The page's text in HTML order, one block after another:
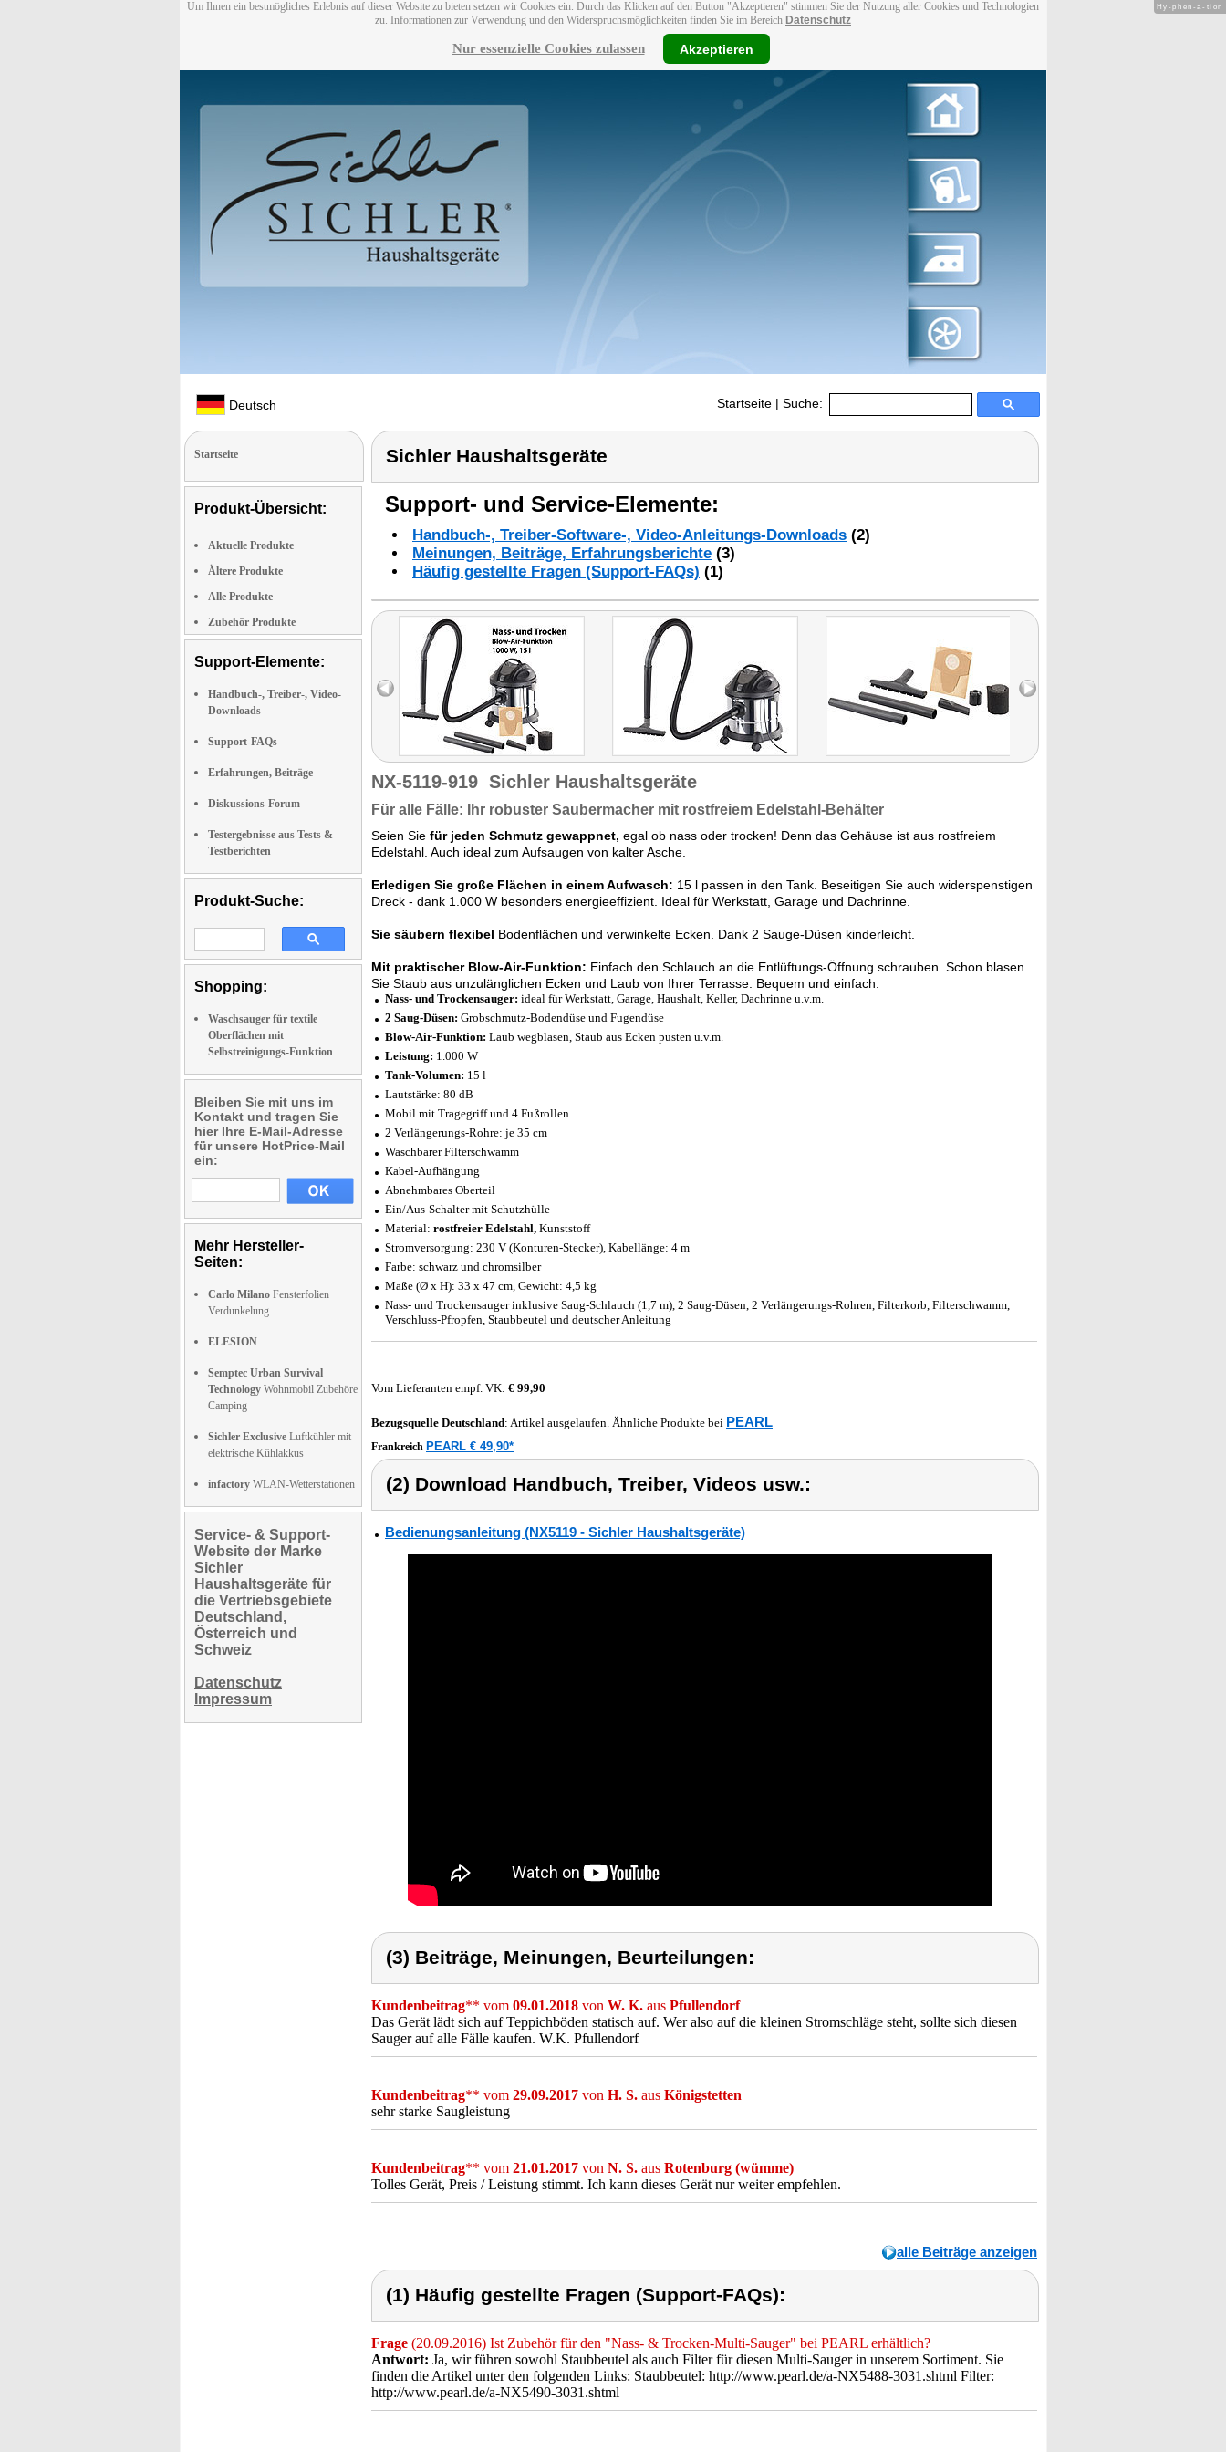
Um Ihnen ein bestmögliches Erlebnis auf dieser Website zu bieten setzen wir Cookies ein. Durch das Klicken auf den Button "Akzeptieren" stimmen Sie der Nutzung aller Cookies und Technologien
zu. Informationen zur Verwendung und den Widerspruchsmöglichkeiten finden Sie im Bereich Datenschutz
Nur essenzielle Cookies zulassen Akzeptieren
Deutsch Startseite | Suche:
Startseite
Produkt-Übersicht:
Aktuelle Produkte
Ältere Produkte
Alle Produkte
Zubehör Produkte
Support-Elemente:
Handbuch-, Treiber-, Video-
Downloads
Support-FAQs
Erfahrungen, Beiträge
Diskussions-Forum
Testergebnisse aus Tests &
Testberichten
Produkt-Suche:
Shopping:
Waschsauger für textile
Oberflächen mit
Selbstreinigungs-Funktion
Bleiben Sie mit uns im
Kontakt und tragen Sie
hier Ihre E-Mail-Adresse
für unsere HotPrice-Mail
ein:
Mehr Hersteller-
Seiten:
Carlo Milano Fensterfolien
Verdunkelung
ELESION
Semptec Urban Survival
Technology Wohnmobil Zubehöre
Camping
Sichler Exclusive Luftkühler mit
elektrische Kühlakkus
infactory WLAN-Wetterstationen
Service- & Support-
Website der Marke
Sichler
Haushaltsgeräte für
die Vertriebsgebiete
Deutschland,
Österreich und
Schweiz
Datenschutz
Impressum
Sichler Haushaltsgeräte
Support- und Service-Elemente:
Handbuch-, Treiber-Software-, Video-Anleitungs-Downloads (2)
Meinungen, Beiträge, Erfahrungsberichte (3)
Häufig gestellte Fragen (Support-FAQs) (1)
NX-5119-919 Sichler Haushaltsgeräte
Für alle Fälle: Ihr robuster Saubermacher mit rostfreiem Edelstahl-Behälter
Seien Sie für jeden Schmutz gewappnet, egal ob nass oder trocken! Denn das Gehäuse ist aus rostfreiem
Edelstahl. Auch ideal zum Aufsaugen von kalter Asche.
Erledigen Sie große Flächen in einem Aufwasch: 15 l passen in den Tank. Beseitigen Sie auch widerspenstigen
Dreck - dank 1.000 W besonders energieeffizient. Ideal für Werkstatt, Garage und Dachrinne.
Sie säubern flexibel Bodenflächen und verwinkelte Ecken. Dank 2 Sauge-Düsen kinderleicht.
Mit praktischer Blow-Air-Funktion: Einfach den Schlauch an die Entlüftungs-Öffnung schrauben. Schon blasen
Sie Staub aus unzulänglichen Ecken und Laub von Ihrer Terrasse. Bequem und einfach.
Nass- und Trockensauger: ideal für Werkstatt, Garage, Haushalt, Keller, Dachrinne u.v.m.
2 Saug-Düsen: Grobschmutz-Bodendüse und Fugendüse
Blow-Air-Funktion: Laub wegblasen, Staub aus Ecken pusten u.v.m.
Leistung: 1.000 W
Tank-Volumen: 15 l
Lautstärke: 80 dB
Mobil mit Tragegriff und 4 Fußrollen
2 Verlängerungs-Rohre: je 35 cm
Waschbarer Filterschwamm
Kabel-Aufhängung
Abnehmbares Oberteil
Ein/Aus-Schalter mit Schutzhülle
Material: rostfreier Edelstahl, Kunststoff
Stromversorgung: 230 V (Konturen-Stecker), Kabellänge: 4 m
Farbe: schwarz und chromsilber
Maße (Ø x H): 33 x 47 cm, Gewicht: 4,5 kg
Nass- und Trockensauger inklusive Saug-Schlauch (1,7 m), 2 Saug-Düsen, 2 Verlängerungs-Rohren, Filterkorb, Filterschwamm,
Verschluss-Pfropfen, Staubbeutel und deutscher Anleitung
Vom Lieferanten empf. VK: € 99,90
Bezugsquelle Deutschland: Artikel ausgelaufen. Ähnliche Produkte bei PEARL
Frankreich PEARL € 49,90*
(2) Download Handbuch, Treiber, Videos usw.:
Bedienungsanleitung (NX5119 - Sichler Haushaltsgeräte)
(3) Beiträge, Meinungen, Beurteilungen:
Kundenbeitrag** vom 09.01.2018 von W. K. aus Pfullendorf
Das Gerät lädt sich auf Teppichböden statisch auf. Wer also auf die kleinen Stromschläge steht, sollte sich diesen
Sauger auf alle Fälle kaufen. W.K. Pfullendorf
Kundenbeitrag** vom 29.09.2017 von H. S. aus Königstetten
sehr starke Saugleistung
Kundenbeitrag** vom 21.01.2017 von N. S. aus Rotenburg (wümme)
Tolles Gerät, Preis / Leistung stimmt. Ich kann dieses Gerät nur weiter empfehlen.
alle Beiträge anzeigen
(1) Häufig gestellte Fragen (Support-FAQs):
Frage (20.09.2016) Ist Zubehör für den "Nass- & Trocken-Multi-Sauger" bei PEARL erhältlich?
Antwort: Ja, wir führen sowohl Staubbeutel als auch Filter für diesen Multi-Sauger in unserem Sortiment. Sie
finden die Artikel unter den folgenden Links: Staubbeutel: http://www.pearl.de/a-NX5488-3031.shtml Filter:
http://www.pearl.de/a-NX5490-3031.shtml
Hy-phen-a-tion